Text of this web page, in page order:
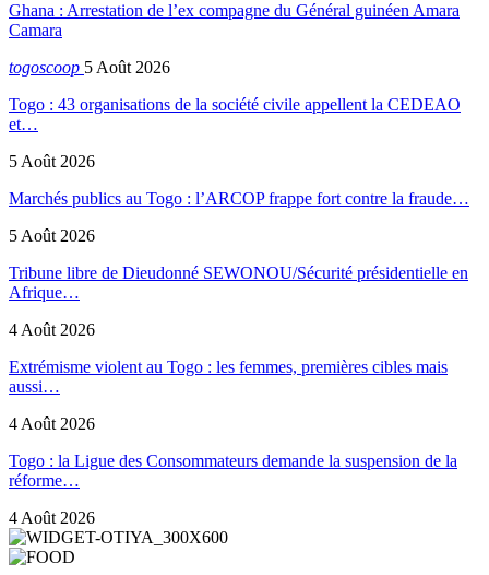
Ghana : Arrestation de l’ex compagne du Général guinéen Amara
Camara
togoscoop 5 Août 2026
Togo : 43 organisations de la société civile appellent la CEDEAO
et…
5 Août 2026
Marchés publics au Togo : l’ARCOP frappe fort contre la fraude…
5 Août 2026
Tribune libre de Dieudonné SEWONOU/Sécurité présidentielle en
Afrique…
4 Août 2026
Extrémisme violent au Togo : les femmes, premières cibles mais
aussi…
4 Août 2026
Togo : la Ligue des Consommateurs demande la suspension de la
réforme…
4 Août 2026